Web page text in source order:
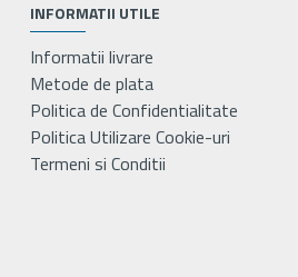
INFORMATII UTILE
Informatii livrare
Metode de plata
Politica de Confidentialitate
Politica Utilizare Cookie-uri
Termeni si Conditii